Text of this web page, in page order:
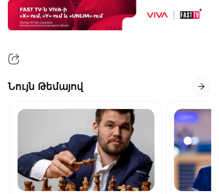
Նույն Թեմայով